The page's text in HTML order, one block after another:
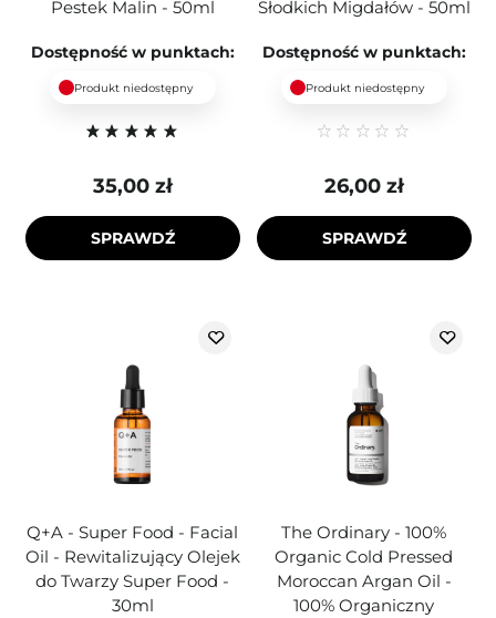
Pestek Malin - 50ml
Dostępność w punktach:
Produkt niedostępny
35,00 zł
SPRAWDŹ
Słodkich Migdałów - 50ml
Dostępność w punktach:
Produkt niedostępny
26,00 zł
SPRAWDŹ
Q+A - Super Food - Facial
Oil - Rewitalizujący Olejek
do Twarzy Super Food -
30ml
The Ordinary - 100%
Organic Cold Pressed
Moroccan Argan Oil -
100% Organiczny